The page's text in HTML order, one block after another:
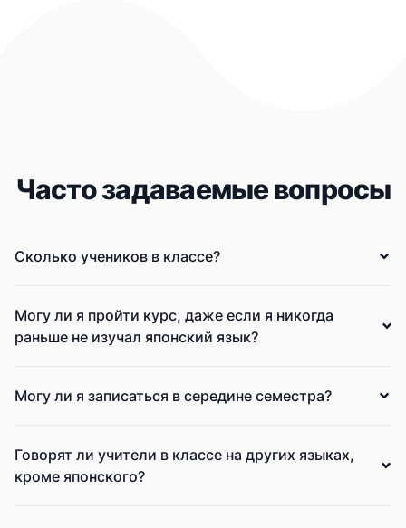
Часто задаваемые вопросы
Сколько учеников в классе?
Могу ли я пройти курс, даже если я никогда
раньше не изучал японский язык?
Могу ли я записаться в середине семестра?
Говорят ли учители в классе на других языках,
кроме японского?